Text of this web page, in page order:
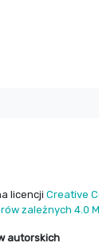
licencji Creative
zależnych 4.0
autorskich